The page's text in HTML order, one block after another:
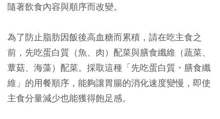
隨著飲食內容與順序而改變。
為了防止脂肪因飯後高血糖而累積，請在吃主食之
前，先吃蛋白質（魚、肉）配菜與膳食纖維（蔬菜、
蕈菇、海藻）配菜。採取這種「先吃蛋白質・膳食纖
維」的用餐順序，能夠讓胃腸的消化速度變慢，即使
主食分量減少也能獲得飽足感。